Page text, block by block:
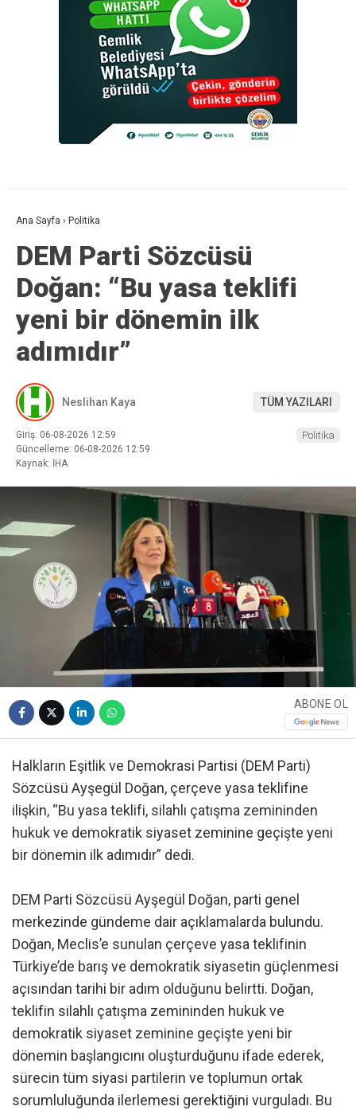
Ana Sayfa › Politika
DEM Parti Sözcüsü
Doğan: “Bu yasa teklifi
yeni bir dönemin ilk
adımıdır”
Neslihan Kaya TÜM YAZILARI
Giriş: 06-08-2026 12:59
Güncelleme: 06-08-2026 12:59
Kaynak: İHA
Politika
ABONE OL
Halkların Eşitlik ve Demokrasi Partisi (DEM Parti)
Sözcüsü Ayşegül Doğan, çerçeve yasa teklifine
ilişkin, “Bu yasa teklifi, silahlı çatışma zemininden
hukuk ve demokratik siyaset zeminine geçişte yeni
bir dönemin ilk adımıdır” dedi.
DEM Parti Sözcüsü Ayşegül Doğan, parti genel
merkezinde gündeme dair açıklamalarda bulundu.
Doğan, Meclis’e sunulan çerçeve yasa teklifinin
Türkiye’de barış ve demokratik siyasetin güçlenmesi
açısından tarihi bir adım olduğunu belirtti. Doğan,
teklifin silahlı çatışma zemininden hukuk ve
demokratik siyaset zeminine geçişte yeni bir
dönemin başlangıcını oluşturduğunu ifade ederek,
sürecin tüm siyasi partilerin ve toplumun ortak
sorumluluğunda ilerlemesi gerektiğini vurguladı. Bu